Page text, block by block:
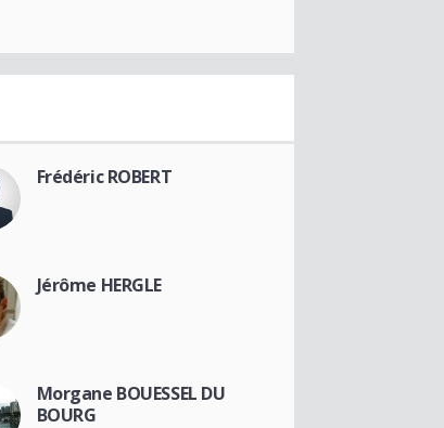
Frédéric ROBERT
Jérôme HERGLE
Morgane BOUESSEL DU
BOURG